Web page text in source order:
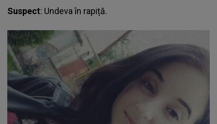
Suspect: Undeva în rapiță.